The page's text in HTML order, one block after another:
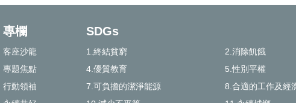
專欄
客座沙龍
專題焦點
行動領袖
SDGs
1.終結貧窮 2.消除飢餓
4.優質教育
5.性別平權
7.可負擔的潔淨能源
8.合適的工作及經